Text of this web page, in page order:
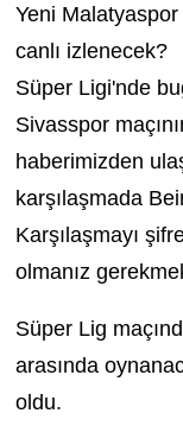
Yeni
canlı izlenecek?
Süper Ligi'nde
Sivasspor
haberimizden
karşılaşmada
Karşılaşmayı
olmanız
Süper Lig
arasında
oldu.